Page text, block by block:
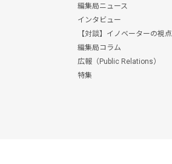
編集局ニュース
インタビュー
【対談】イノベーターの視点
編集局コラム
広報（Public Relations）
特集